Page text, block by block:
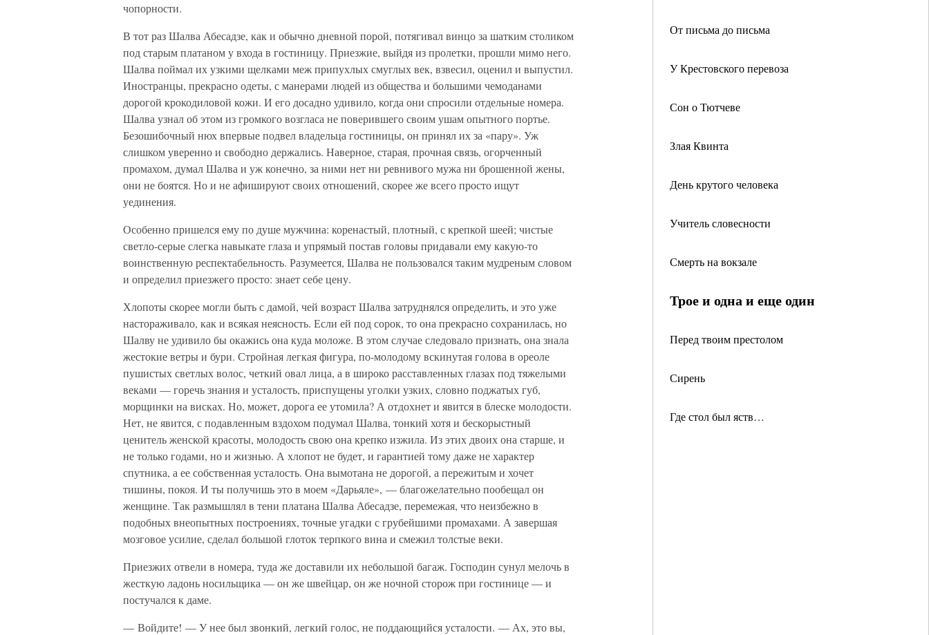
От письма до письма
У Крестовского перевоза
Сон о Тютчеве
Злая Квинта
День крутого человека
Учитель словесности
Смерть на вокзале
Трое и одна и еще один
Перед твоим престолом
Сирень
Где стол был яств…
чопорности.
В тот раз Шалва Абесадзе, как и обычно дневной порой, потягивал винцо за шатким столиком
под старым платаном у входа в гостиницу. Приезжие, выйдя из пролетки, прошли мимо него.
Шалва поймал их узкими щелками меж припухлых смуглых век, взвесил, оценил и выпустил.
Иностранцы, прекрасно одеты, с манерами людей из общества и большими чемоданами
дорогой крокодиловой кожи. И его досадно удивило, когда они спросили отдельные номера.
Шалва узнал об этом из громкого возгласа не поверившего своим ушам опытного портье.
Безошибочный нюх впервые подвел владельца гостиницы, он принял их за «пару». Уж
слишком уверенно и свободно держались. Наверное, старая, прочная связь, огорченный
промахом, думал Шалва и уж конечно, за ними нет ни ревнивого мужа ни брошенной жены,
они не боятся. Но и не афишируют своих отношений, скорее же всего просто ищут
уединения.
Особенно пришелся ему по душе мужчина: коренастый, плотный, с крепкой шеей; чистые
светло-серые слегка навыкате глаза и упрямый постав головы придавали ему какую-то
воинственную респектабельность. Разумеется, Шалва не пользовался таким мудреным словом
и определил приезжего просто: знает себе цену.
Хлопоты скорее могли быть с дамой, чей возраст Шалва затруднялся определить, и это уже
настораживало, как и всякая неясность. Если ей под сорок, то она прекрасно сохранилась, но
Шалву не удивило бы окажись она куда моложе. В этом случае следовало признать, она знала
жестокие ветры и бури. Стройная легкая фигура, по-молодому вскинутая голова в ореоле
пушистых светлых волос, четкий овал лица, а в широко расставленных глазах под тяжелыми
веками — горечь знания и усталость, приспущены уголки узких, словно поджатых губ,
морщинки на висках. Но, может, дорога ее утомила? А отдохнет и явится в блеске молодости.
Нет, не явится, с подавленным вздохом подумал Шалва, тонкий хотя и бескорыстный
ценитель женской красоты, молодость свою она крепко изжила. Из этих двоих она старше, и
не только годами, но и жизнью. А хлопот не будет, и гарантией тому даже не характер
спутника, а ее собственная усталость. Она вымотана не дорогой, а пережитым и хочет
тишины, покоя. И ты получишь это в моем «Дарьяле», — благожелательно пообещал он
женщине. Так размышлял в тени платана Шалва Абесадзе, перемежая, что неизбежно в
подобных внеопытных построениях, точные угадки с грубейшими промахами. А завершая
мозговое усилие, сделал большой глоток терпкого вина и смежил толстые веки.
Приезжих отвели в номера, туда же доставили их небольшой багаж. Господин сунул мелочь в
жесткую ладонь носильщика — он же швейцар, он же ночной сторож при гостинице — и
постучался к даме.
— Войдите! — У нее был звонкий, легкий голос, не поддающийся усталости. — Ах, это вы,